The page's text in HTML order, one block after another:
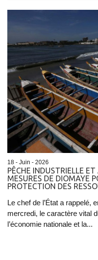
18 - Juin - 2026
PÊCHE INDUSTRIELLE
MESURES DE DIOMAYE
PROTECTION DES
Le chef de l’État a rappelé,
mercredi, le caractère vital
l’économie nationale et la...